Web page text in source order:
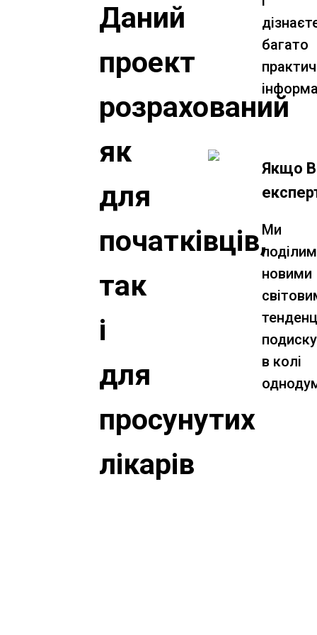
Даний
проект
розрахований
як
для
початківців,
так
і
для
просунутих
лікарів
багато
Якщо
Ми
новими
в колі